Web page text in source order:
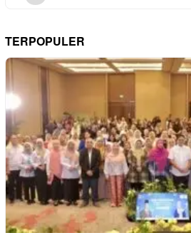
TERPOPULER